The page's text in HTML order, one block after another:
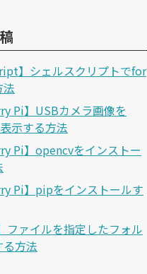
】シェルスクリプトでfor
Pi】USBカメラ画像を
示する方法
Pi】opencvをインストー
Pi】pipをインストールす
ファイルを指定したフォル
方法